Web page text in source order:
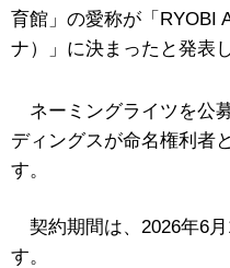
育館」の愛称が「
ナ）」に決まったと発表
ネーミングライツを公
ディングスが命名権利者
す。
契約期間は、2026年6
す。